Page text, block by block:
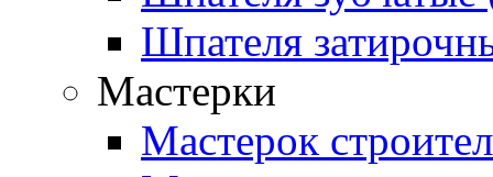
Шпателя
Мастерки
Мастерок